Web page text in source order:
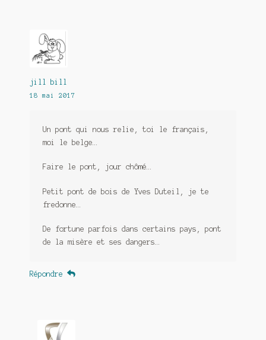
jill bill
18 mai 2017
Un pont qui nous relie, toi le français,
moi le belge…
Faire le pont, jour chômé…
Petit pont de bois de Yves Duteil, je te
fredonne…
De fortune parfois dans certains pays, pont
de la misère et ses dangers…
Répondre